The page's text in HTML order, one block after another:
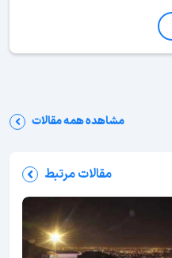
مشاهده همه مقالات
مقالات مرتبط